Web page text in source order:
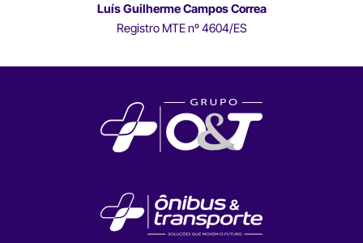
Luís Guilherme Campos Correa
Registro MTE nº 4604/ES